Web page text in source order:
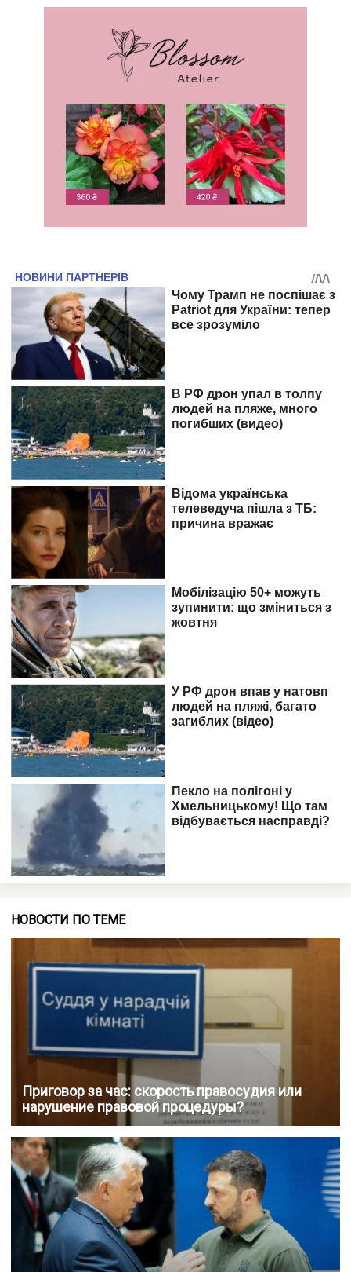
НОВОСТИ ПО ТЕМЕ
Приговор за час: скорость правосудия или
нарушение правовой процедуры?